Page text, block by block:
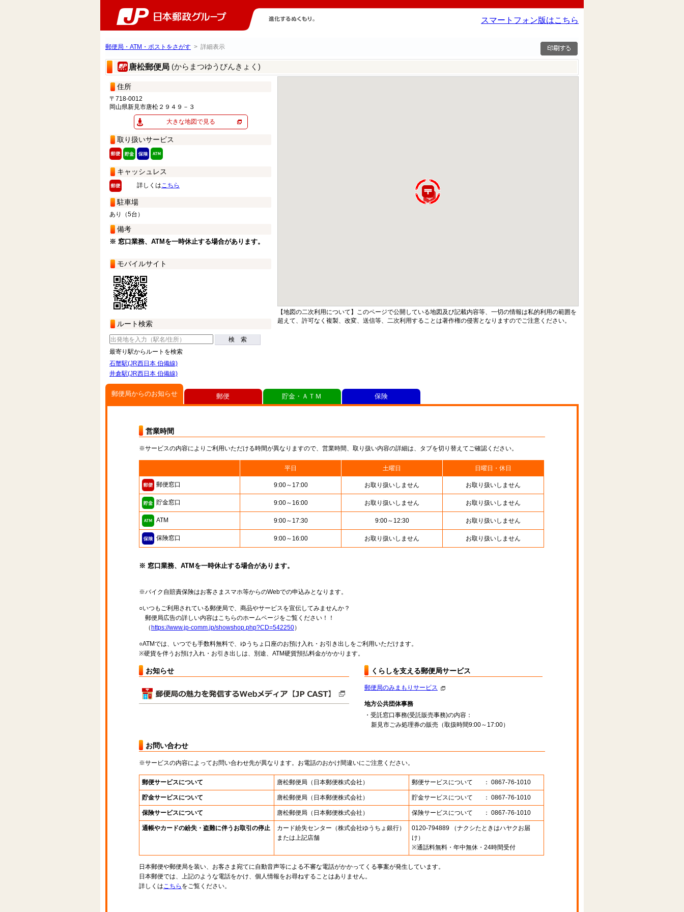
スマートフォン版はこちら
郵便局・ATM・ポストをさがす > 詳細表示
唐松郵便局 (からまつゆうびんきょく)
住所
〒718-0012
岡山県新見市唐松２９４９－３
大きな地図で見る
取り扱いサービス
キャッシュレス
詳しくはこちら
駐車場
あり（5台）
備考
※ 窓口業務、ATMを一時休止する場合があります。
モバイルサイト
ルート検索
検 索
最寄り駅からルートを検索
石蟹駅(JR西日本 伯備線)
井倉駅(JR西日本 伯備線)
【地図の二次利用について】このページで公開している地図及び記載内容等、一切の情報は私的利用の範囲を
超えて、許可なく複製、改変、送信等、二次利用することは著作権の侵害となりますのでご注意ください。
郵便局からのお知らせ
営業時間
※サービスの内容によりご利用いただける時間が異なりますので、営業時間、取り扱い内容の詳細は、タブを切り替えてご確認ください。
平日 土曜日 日曜日・休日
郵便窓口 9:00～17:00 お取り扱いしません お取り扱いしません
貯金窓口 9:00～16:00 お取り扱いしません お取り扱いしません
ATM 9:00～17:30 9:00～12:30 お取り扱いしません
保険窓口 9:00～16:00 お取り扱いしません お取り扱いしません
※ 窓口業務、ATMを一時休止する場合があります。
※バイク自賠責保険はお客さまスマホ等からのWebでの申込みとなります。
○いつもご利用されている郵便局で、商品やサービスを宣伝してみませんか？
郵便局広告の詳しい内容はこちらのホームページをご覧ください！！
（ https://www.jp-comm.jp/showshop.php?CD=542250）
○ATMでは、いつでも手数料無料で、ゆうちょ口座のお預け入れ・お引き出しをご利用いただけます。
※硬貨を伴うお預け入れ・お引き出しは、別途、ATM硬貨預払料金がかかります。
お知らせ くらしを支える郵便局サービス
郵便局のみまもりサービス
地方公共団体事務
・受託窓口事務(受託販売事務)の内容：
新見市ごみ処理券の販売（取扱時間9:00～17:00）
お問い合わせ
※サービスの内容によってお問い合わせ先が異なります。お電話のおかけ間違いにご注意ください。
郵便サービスについて 唐松郵便局 （日本郵便株式会社） 郵便サービスについて ： 0867-76-1010
貯金サービスについて 唐松郵便局 （日本郵便株式会社） 貯金サービスについて ： 0867-76-1010
保険サービスについて 唐松郵便局 （日本郵便株式会社） 保険サービスについて ： 0867-76-1010
通帳やカードの紛失・盗難に伴うお取引の停止 カード紛失センター （株式会社ゆうちょ銀行）
または上記店舗
0120-794889 （ナクシたときはハヤクお届
け）
※通話料無料・年中無休・24時間受付
日本郵便や郵便局を装い、お客さま宛てに自動音声等による不審な電話がかかってくる事案が発生しています。
日本郵便では、上記のような電話をかけ、個人情報をお尋ねすることはありません。
詳しくはこちら をご覧ください。
郵便 貯金・ＡＴＭ 保険